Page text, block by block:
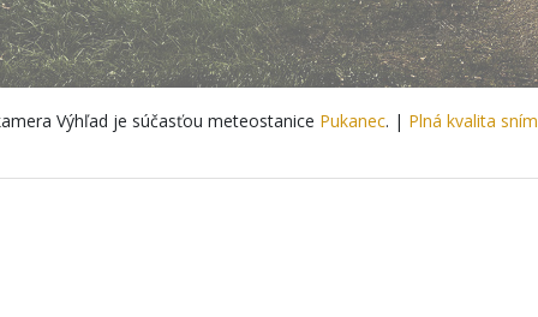
Výhľad je súčasťou meteostanice Pukanec. | Plná kvalita